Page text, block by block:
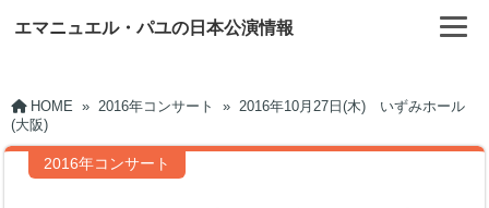
エマニュエル・パユの日本公演情報
HOME » 2016年コンサート » 2016年10月27日(木) いずみホール
(大阪)
2016年コンサート